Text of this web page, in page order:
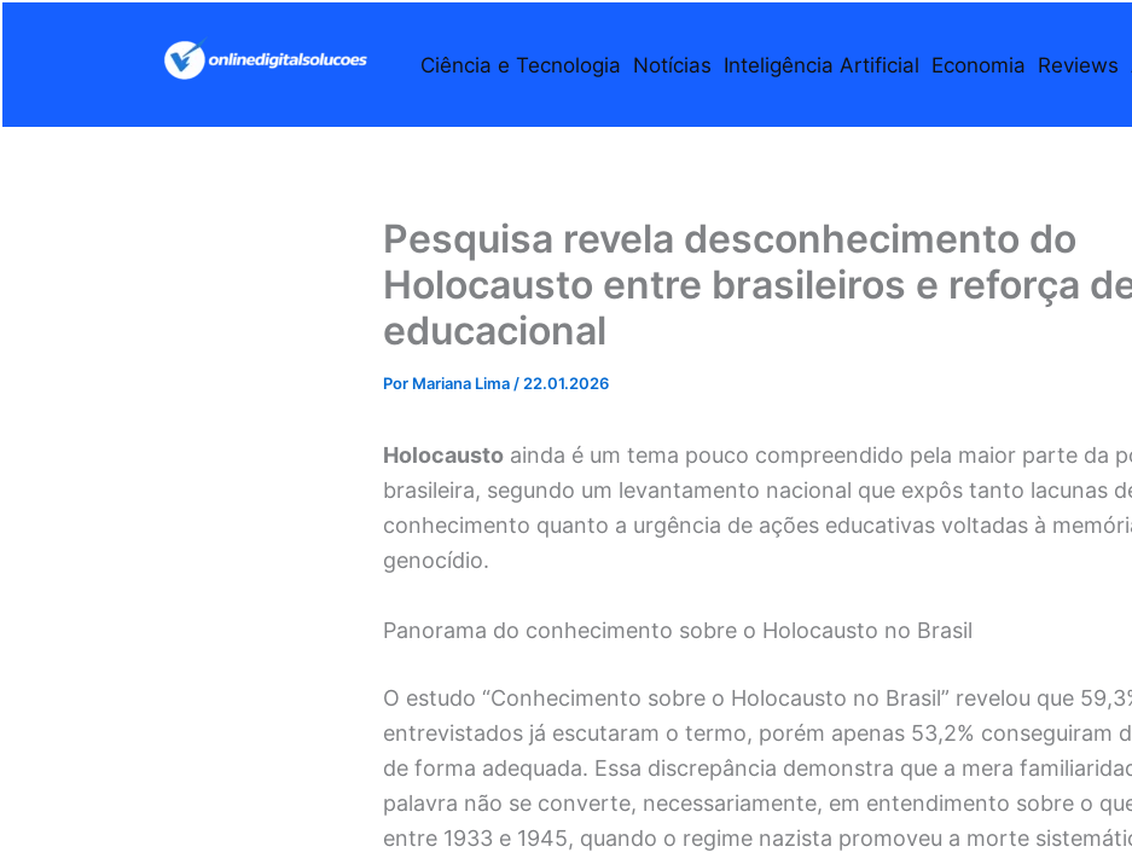
conteúdo
Ciência e Tecnologia Notícias Inteligência Artificial Economia Reviews
Pesquisa revela desconhecimento do
Holocausto entre brasileiros e reforça
educacional
Por Mariana Lima / 22.01.2026
Holocausto ainda é um tema pouco compreendido pela maior parte da
brasileira, segundo um levantamento nacional que expôs tanto lacunas
conhecimento quanto a urgência de ações educativas voltadas à
genocídio.
Panorama do conhecimento sobre o Holocausto no Brasil
O estudo “Conhecimento sobre o Holocausto no Brasil” revelou que
entrevistados já escutaram o termo, porém apenas 53,2% conseguiram
de forma adequada. Essa discrepância demonstra que a mera
palavra não se converte, necessariamente, em entendimento sobre o
entre 1933 e 1945, quando o regime nazista promoveu a morte